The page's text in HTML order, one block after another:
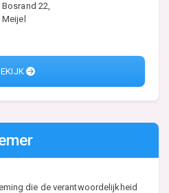
Bosrand 22,
Meijel
die de verantwoordelijkheid